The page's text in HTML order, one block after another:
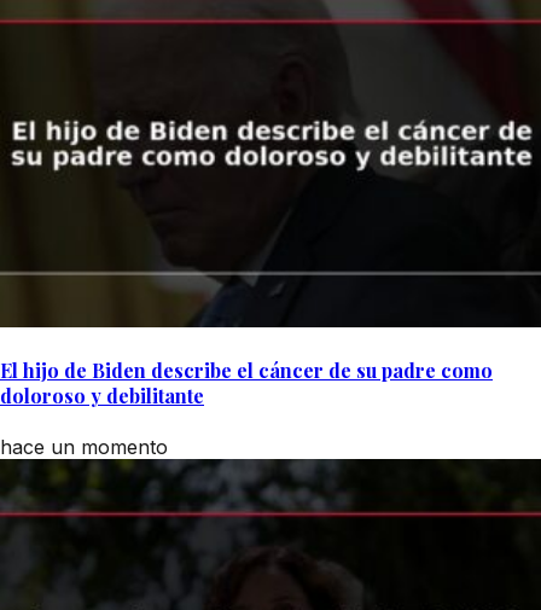
El hijo de Biden describe el cáncer de su padre como
doloroso y debilitante
hace un momento